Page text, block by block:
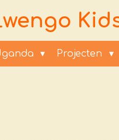
Projecten